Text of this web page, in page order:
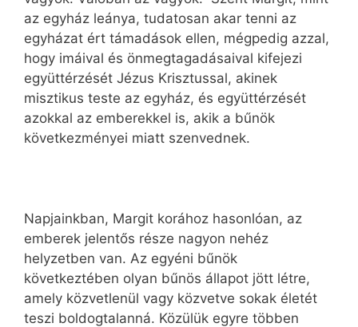
az egyház leánya, tudatosan akar tenni az
egyházat ért támadások ellen, mégpedig azzal,
hogy imáival és önmegtagadásaival kifejezi
együttérzését Jézus Krisztussal, akinek
misztikus teste az egyház, és együttérzését
azokkal az emberekkel is, akik a bűnök
következményei miatt szenvednek.
Napjainkban, Margit korához hasonlóan, az
emberek jelentős része nagyon nehéz
helyzetben van. Az egyéni bűnök
következtében olyan bűnös állapot jött létre,
amely közvetlenül vagy közvetve sokak életét
teszi boldogtalanná. Közülük egyre többen